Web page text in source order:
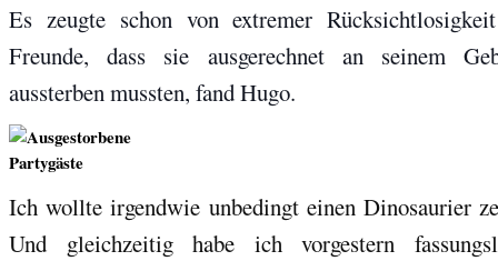
Es zeugte schon von extremer
Freunde, dass sie ausgerechnet an seinem
aussterben mussten, fand Hugo.
Ich wollte irgendwie unbedingt einen Dinosaurier
Und gleichzeitig habe ich vorgestern